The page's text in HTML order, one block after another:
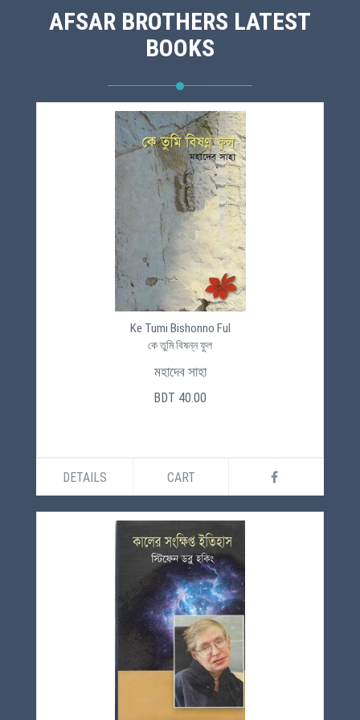
AFSAR BROTHERS LATEST
BOOKS
Ke Tumi Bishonno Ful
কে তুমি বিষন্ন ফুল
মহাদেব সাহা
BDT 40.00
DETAILS CART